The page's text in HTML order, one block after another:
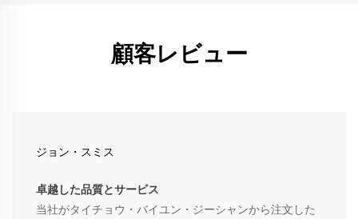
顧客レビュー
ジョン・スミス
卓越した品質とサービス
当社がタイチョウ・バイユン・ジーシャンから注文した